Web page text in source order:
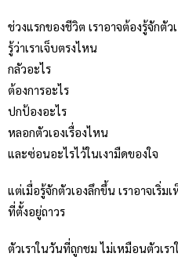
ช่วงแรกของชีวิต เราอาจต้องรู้จักตัว
รู้ว่าเราเจ็บตรงไหน
กลัวอะไร
ต้องการอะไร
ปกป้องอะไร
หลอกตัวเองเรื่องไหน
และซ่อนอะไรไว้ในเงามืดของใจ
แต่เมื่อรู้จักตัวเองลึกขึ้น เราอาจเริ่
ที่ตั้งอยู่ถาวร
ตัวเราในวันที่ถูกชม ไม่เหมือนตัวเร